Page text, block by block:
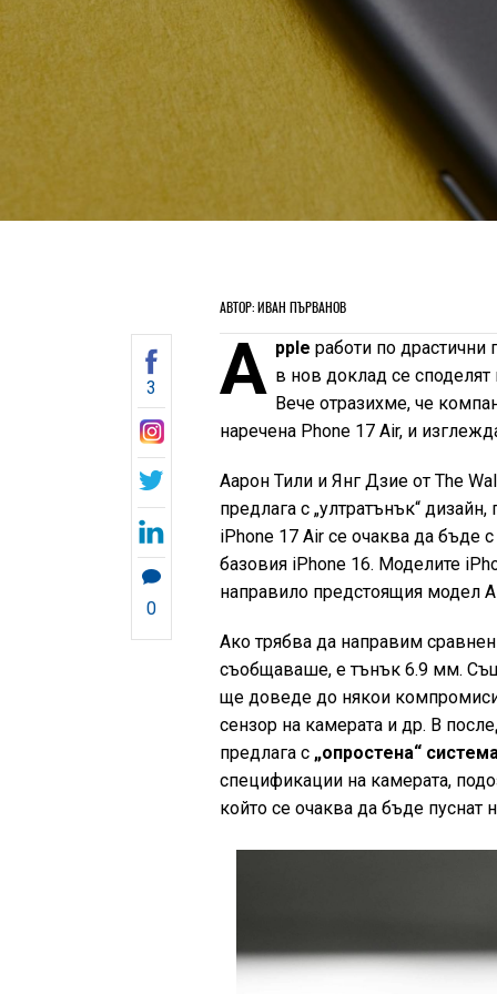
АВТОР: ИВАН ПЪРВАНОВ
3
0
A pple работи по драстични
в нов доклад се споделят
Вече отразихме, че
наречена Phone 17 Air, и
Аарон Тили и Янг Дзие от The
предлага с „ултратънък“
iPhone 17 Air се очаква да
базовия iPhone 16. Моделите
направило предстоящия модел
Ако трябва да направим
съобщаваше, е тънък 6.9 мм.
ще доведе до някои
сензор на камерата и др. В
предлага с „опростена“
спецификации на камерата,
който се очаква да бъде пуснат